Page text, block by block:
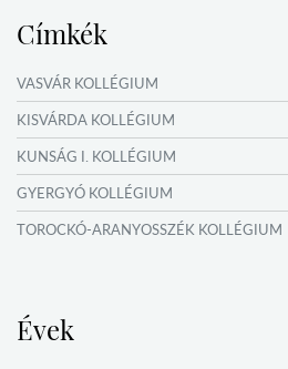
IDŐSZAKI KIÁLLÍTÁSOK
NYÁRI TÁBOROK
OKTATÁS, KULTÚRA
Címkék
VASVÁR KOLLÉGIUM
KISVÁRDA KOLLÉGIUM
KUNSÁG I. KOLLÉGIUM
GYERGYÓ KOLLÉGIUM
TOROCKÓ-ARANYOSSZÉK KOLLÉGIUM
GARAM MENTI KOLLÉGIUM
Évek